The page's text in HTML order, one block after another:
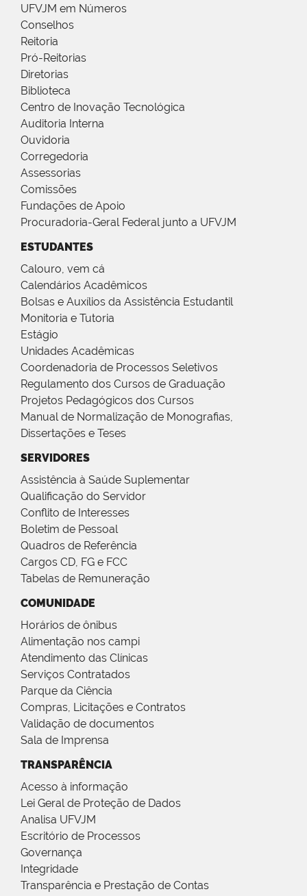
UFVJM em Números
Conselhos
Reitoria
Pró-Reitorias
Diretorias
Biblioteca
Centro de Inovação Tecnológica
Auditoria Interna
Ouvidoria
Corregedoria
Assessorias
Comissões
Fundações de Apoio
Procuradoria-Geral Federal junto a UFVJM
ESTUDANTES
Calouro, vem cá
Calendários Acadêmicos
Bolsas e Auxílios da Assistência Estudantil
Monitoria e Tutoria
Estágio
Unidades Acadêmicas
Coordenadoria de Processos Seletivos
Regulamento dos Cursos de Graduação
Projetos Pedagógicos dos Cursos
Manual de Normalização de Monografias,
Dissertações e Teses
SERVIDORES
Assistência à Saúde Suplementar
Qualificação do Servidor
Conflito de Interesses
Boletim de Pessoal
Quadros de Referência
Cargos CD, FG e FCC
Tabelas de Remuneração
COMUNIDADE
Horários de ônibus
Alimentação nos campi
Atendimento das Clínicas
Serviços Contratados
Parque da Ciência
Compras, Licitações e Contratos
Validação de documentos
Sala de Imprensa
TRANSPARÊNCIA
Acesso à informação
Lei Geral de Proteção de Dados
Analisa UFVJM
Escritório de Processos
Governança
Integridade
Transparência e Prestação de Contas